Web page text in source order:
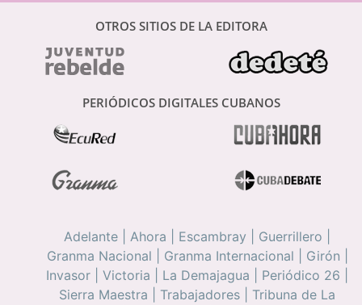
OTROS SITIOS DE LA EDITORA
PERIÓDICOS DIGITALES CUBANOS
Adelante Ahora Escambray Guerrillero
Granma Nacional
Granma Internacional Girón
Invasor
Victoria La Demajagua Periódico 26
Sierra Maestra
Trabajadores
Tribuna de La